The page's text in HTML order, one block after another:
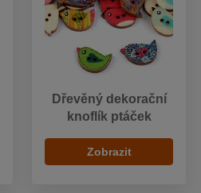
Dřevěný dekorační
knoflík ptáček
Zobrazit